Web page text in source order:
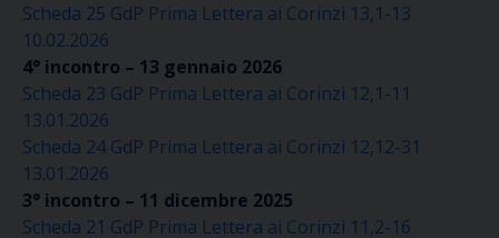
Scheda 25 GdP Prima Lettera ai Corinzi 13,1-13
10.02.2026
4° incontro – 13 gennaio 2026
Scheda 23 GdP Prima Lettera ai Corinzi 12,1-11
13.01.2026
Scheda 24 GdP Prima Lettera ai Corinzi 12,12-31
13.01.2026
3° incontro – 11 dicembre 2025
Scheda 21 GdP Prima Lettera ai Corinzi 11,2-16